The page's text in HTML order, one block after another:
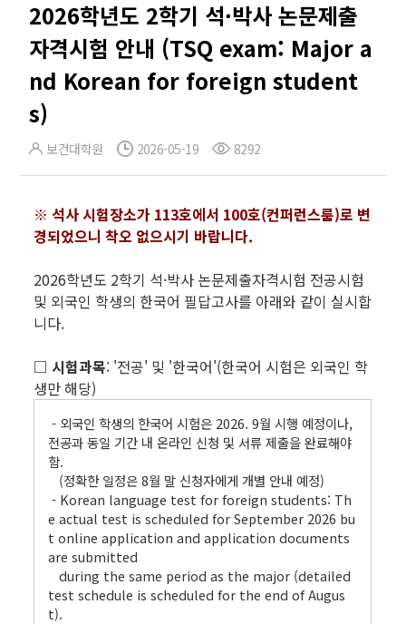
2026학년도 2학기 석·박사 논문제출
자격시험 안내 (TSQ exam: Major a
nd Korean for foreign student
s)
보건대학원 2026-05-19 8292
※ 석사 시험장소가 113호에서 100호(컨퍼런스룸)로 변
경되었으니 착오 없으시기 바랍니다.
2026학년도 2학기 석·박사 논문제출자격시험 전공시험
및 외국인 학생의 한국어 필답고사를 아래와 같이 실시합
니다.
□ 시험과목: '전공' 및 '한국어'(한국어 시험은 외국인 학
생만 해당)
- 외국인 학생의 한국어 시험은 2026. 9월 시행 예정이나,
전공과 동일 기간 내 온라인 신청 및 서류 제출을 완료해야
함.
(정확한 일정은 8월 말 신청자에게 개별 안내 예정)
- Korean language test for foreign students: Th
e actual test is scheduled for September 2026 bu
t online application and application documents
are submitted
during the same period as the major (detailed
test schedule is scheduled for the end of Augus
t).